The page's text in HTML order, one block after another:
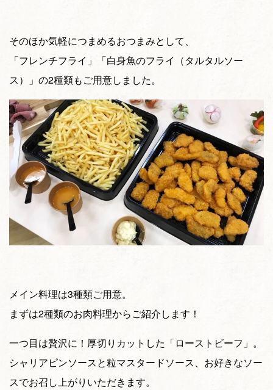
そのほか気軽につまめるおつまみとして、
「フレンチフライ」「白身魚のフライ（タルタルソー
ス）」の2種類もご用意しました。
メイン料理は3種類ご用意。
まずは2種類のお肉料理からご紹介します！
一つ目は贅沢に！厚切りカットした「ローストビーフ」。
シャリアピンソースと粒マスタードソース、お好きなソー
スでお召し上がりいただきます。